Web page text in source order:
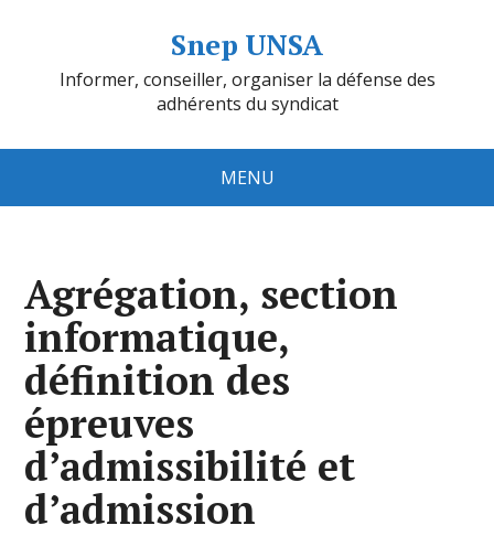
Snep UNSA
Informer, conseiller, organiser la défense des
adhérents du syndicat
MENU
Agrégation, section
informatique,
définition des
épreuves
d’admissibilité et
d’admission